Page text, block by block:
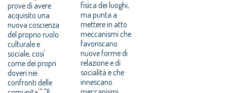
prove di avere
acquisito una
nuova coscienza
del proprio ruolo
culturale e
sociale, cosi'
come dei propri
doveri nei
confronti delle
fisica dei luoghi,
ma punta a
mettere in atto
meccanismi che
favoriscano
nuove forme di
relazione e di
socialità e che
innescano